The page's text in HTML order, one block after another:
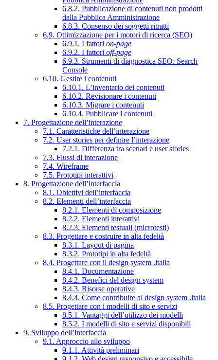
6.8.2. Pubblicazione di contenuti non prodotti
dalla Pubblica Amministrazione
6.8.3. Consenso dei soggetti ritratti
6.9. Ottimizzazione per i motori di ricerca (SEO)
6.9.1. I fattori on-page
6.9.2. I fattori off-page
6.9.3. Strumenti di diagnostica SEO: Search
Console
6.10. Gestire i contenuti
6.10.1. L’inventario dei contenuti
6.10.2. Revisionare i contenuti
6.10.3. Migrare i contenuti
6.10.4. Pubblicare i contenuti
7. Progettazione dell’interazione
7.1. Caratteristiche dell’interazione
7.2. User stories per definire l’interazione
7.2.1. Differenza tra scenari e user stories
7.3. Flussi di interazione
7.4. Wireframe
7.5. Prototipi interattivi
8. Progettazione dell’interfaccia
8.1. Obiettivi dell’interfaccia
8.2. Elementi dell’interfaccia
8.2.1. Elementi di composizione
8.2.2. Elementi interattivi
8.2.3. Elementi testuali (microtesti)
8.3. Progettare e costruire in alta fedeltà
8.3.1. Layout di pagina
8.3.2. Prototipi in alta fedeltà
8.4. Progettare con il design system .italia
8.4.1. Documentazione
8.4.2. Benefici del design system
8.4.3. Risorse operative
8.4.4. Come contribuire al design system .italia
8.5. Progettare con i modelli di sito e servizi
8.5.1. Vantaggi dell’utilizzo dei modelli
8.5.2. I modelli di sito e servizi disponibili
9. Sviluppo dell’interfaccia
9.1. Approccio allo sviluppo
9.1.1. Attività preliminari